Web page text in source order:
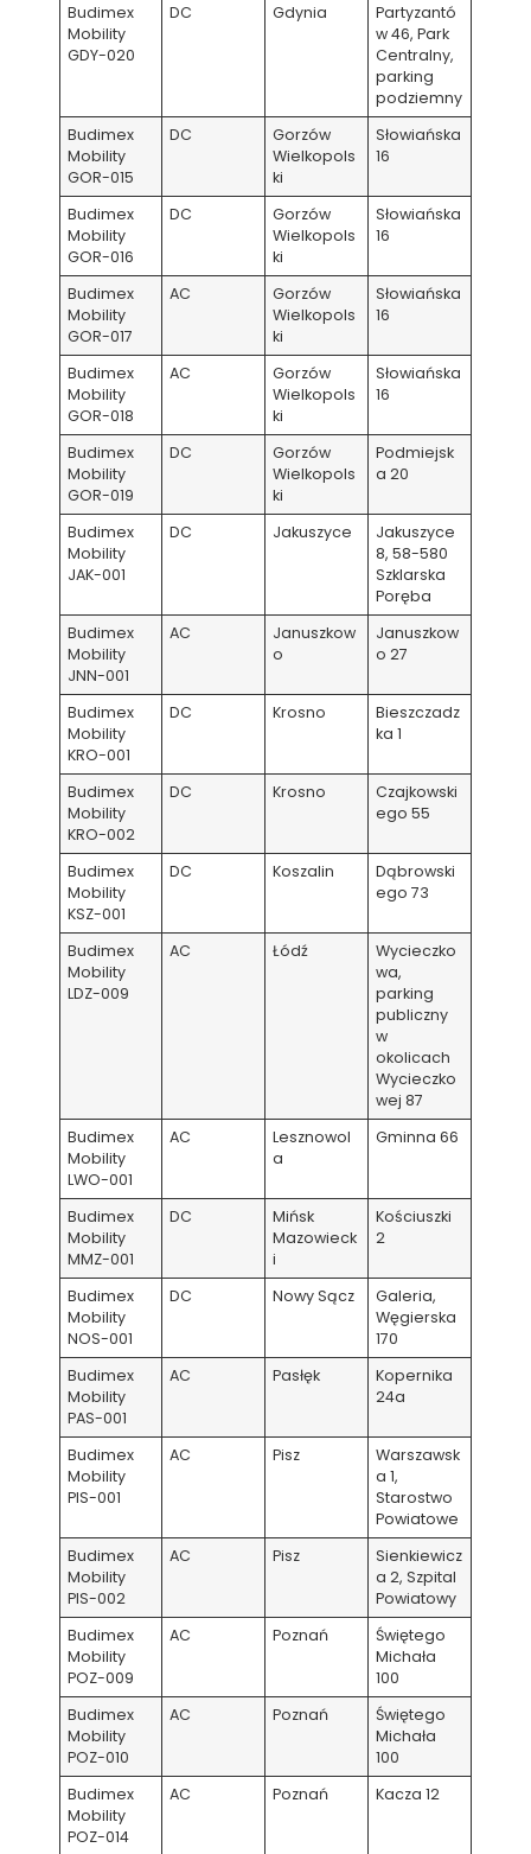
Budimex
Mobility
GDY-020
DC Gdynia
Partyzantó
w 46, Park
Centralny,
parking
podziemny
Budimex
Mobility
GOR-015
DC
Gorzów
Wielkopols
ki
Słowiańska
16
Budimex
Mobility
GOR-016
DC
Gorzów
Wielkopols
ki
Słowiańska
16
Budimex
Mobility
GOR-017
AC
Gorzów
Wielkopols
ki
Słowiańska
16
Budimex
Mobility
GOR-018
AC
Gorzów
Wielkopols
ki
Słowiańska
16
Budimex
Mobility
GOR-019
DC
Gorzów
Wielkopols
ki
Podmiejsk
a 20
Budimex
Mobility
JAK-001
DC Jakuszyce
Jakuszyce
8, 58-580
Szklarska
Poręba
Budimex
Mobility
JNN-001
AC
Januszkow
o
Januszkow
o 27
Budimex
Mobility
KRO-001
DC Krosno
Bieszczadz
ka 1
Budimex
Mobility
KRO-002
DC Krosno
Czajkowski
ego 55
Budimex
Mobility
KSZ-001
DC Koszalin
Dąbrowski
ego 73
Budimex
Mobility
LDZ-009
AC Łódź
Wycieczko
wa,
parking
publiczny
w
okolicach
Wycieczko
wej 87
Budimex
Mobility
LWO-001
AC
Lesznowol
a
Gminna 66
Budimex
Mobility
MMZ-001
DC
Mińsk
Mazowieck
i
Kościuszki
2
Budimex
Mobility
NOS-001
DC Nowy Sącz
Galeria,
Węgierska
170
Budimex
Mobility
PAS-001
AC Pasłęk
Kopernika
24a
Budimex
Mobility
PIS-001
AC Pisz
Warszawsk
a 1,
Starostwo
Powiatowe
Budimex
Mobility
PIS-002
AC Pisz
Sienkiewicz
a 2, Szpital
Powiatowy
Budimex
Mobility
POZ-009
AC Poznań
Świętego
Michała
100
Budimex
Mobility
POZ-010
AC Poznań
Świętego
Michała
100
Budimex
Mobility
POZ-014
AC Poznań Kacza 12